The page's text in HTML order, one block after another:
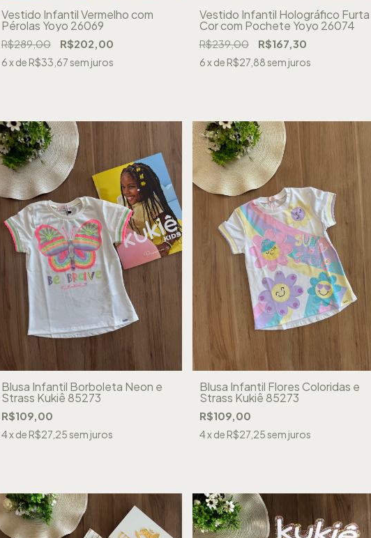
Vestido Infantil Vermelho com
Pérolas Yoyo 26069
R$289,00 R$202,00
6x de R$33,67sem juros
Vestido Infantil Holográfico Furta
Cor com Pochete Yoyo 26074
R$239,00 R$167,30
6x de R$27,88sem juros
Blusa Infantil Borboleta Neon e
Strass Kukiê 85273
R$109,00
4x de R$27,25sem juros
Blusa Infantil Flores Coloridas e
Strass Kukiê 85273
R$109,00
4x de R$27,25sem juros